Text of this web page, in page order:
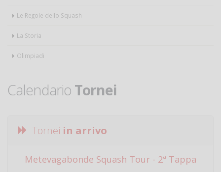
Le Regole dello Squash
La Storia
Olimpiadi
Calendario Tornei
Tornei in arrivo
Metevagabonde Squash Tour - 2ª Tappa